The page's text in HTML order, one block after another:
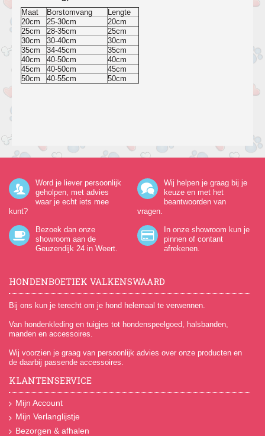
Maat Borstomvang
Lengte
20cm
25-30cm
20cm
25cm
28-35cm
25cm
30cm
30-40cm
30cm
35cm
34-45cm
35cm
40cm
40-50cm
40cm
45cm
40-50cm
45cm
50cm
40-55cm 50cm
Word je liever persoonlijk
geholpen, met advies
waar je echt iets mee
kunt?
Wij helpen je graag bij je
keuze en met het
beantwoorden van
vragen.
Bezoek dan onze
showroom aan de
Geuzendijk 24 in Weert.
In onze showroom kun je
pinnen of contant
afrekenen.
HONDENBOETIEK VALKENSWAARD
Bij ons kun je terecht om je hond helemaal te verwennen.
Van hondenkleding en tuigjes tot hondenspeelgoed, halsbanden,
manden en accessoires.
Wij voorzien je graag van persoonlijk advies over onze producten en
de daarbij passende accessoires.
KLANTENSERVICE
Mijn Account
Mijn Verlanglijstje
Bezorgen & afhalen